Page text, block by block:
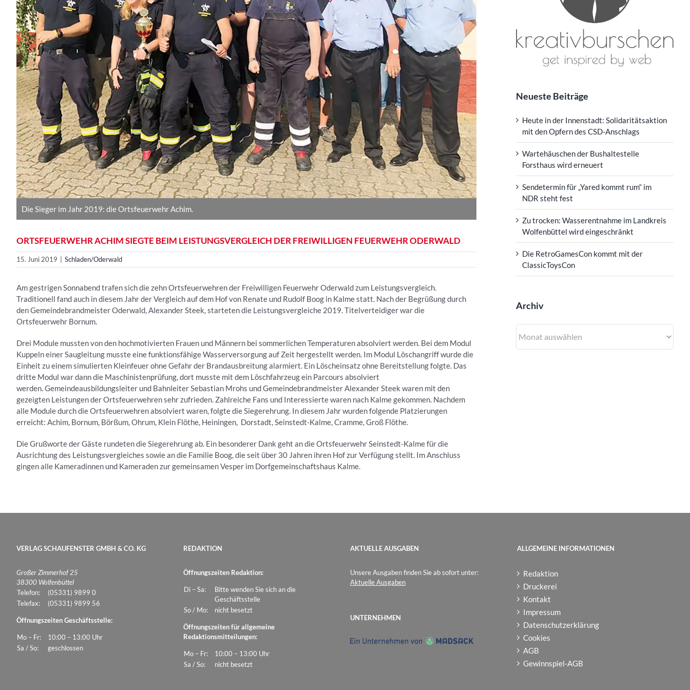
Die Sieger im Jahr 2019: die Ortsfeuerwehr Achim.
ORTSFEUERWEHR ACHIM SIEGTE BEIM LEISTUNGSVERGLEICH DER FREIWILLIGEN FEUERWEHR ODERWALD
15. Juni 2019 Schladen/Oderwald
Am gestrigen Sonnabend trafen sich die zehn Ortsfeuerwehren der Freiwilligen Feuerwehr Oderwald zum Leistungsvergleich.
Traditionell fand auch in diesem Jahr der Vergleich auf dem Hof von Renate und Rudolf Boog in Kalme statt. Nach der Begrüßung durch
den Gemeindebrandmeister Oderwald, Alexander Steek, starteten die Leistungsvergleiche 2019. Titelverteidiger war die
Ortsfeuerwehr Bornum.
Drei Module mussten von den hochmotivierten Frauen und Männern bei sommerlichen Temperaturen absolviert werden. Bei dem Modul
Kuppeln einer Saugleitung musste eine funktionsfähige Wasserversorgung auf Zeit hergestellt werden. Im Modul Löschangriff wurde die
Einheit zu einem simulierten Kleinfeuer ohne Gefahr der Brandausbreitung alarmiert. Ein Löscheinsatz ohne Bereitstellung folgte. Das
dritte Modul war dann die Maschinistenprüfung, dort musste mit dem Löschfahrzeug ein Parcours absolviert
werden. Gemeindeausbildungsleiter und Bahnleiter Sebastian Mrohs und Gemeindebrandmeister Alexander Steek waren mit den
gezeigten Leistungen der Ortsfeuerwehren sehr zufrieden. Zahlreiche Fans und Interessierte waren nach Kalme gekommen. Nachdem
alle Module durch die Ortsfeuerwehren absolviert waren, folgte die Siegerehrung. In diesem Jahr wurden folgende Platzierungen
erreicht: Achim, Bornum, Börßum, Ohrum, Klein Flöthe, Heiningen, Dorstadt, Seinstedt-Kalme, Cramme, Groß Flöthe.
Die Grußworte der Gäste rundeten die Siegerehrung ab. Ein besonderer Dank geht an die Ortsfeuerwehr Seinstedt-Kalme für die
Ausrichtung des Leistungsvergleiches sowie an die Familie Boog, die seit über 30 Jahren ihren Hof zur Verfügung stellt. Im Anschluss
gingen alle Kameradinnen und Kameraden zur gemeinsamen Vesper im Dorfgemeinschaftshaus Kalme.
Neueste Beiträge
Heute in der Innenstadt: Solidaritätsaktion
mit den Opfern des CSD-Anschlags
Wartehäuschen der Bushaltestelle
Forsthaus wird erneuert
Sendetermin für „Yared kommt rum“ im
NDR steht fest
Zu trocken: Wasserentnahme im Landkreis
Wolfenbüttel wird eingeschränkt
Die RetroGamesCon kommt mit der
ClassicToysCon
Archiv
VERLAG SCHAUFENSTER GMBH & CO. KG
Großer Zimmerhof 25
38300 Wolfenbüttel
Telefon:
(05331) 9899 0
Telefax:
(05331) 9899 56
Öffnungszeiten Geschäftsstelle:
Mo – Fr:
10:00 – 13:00 Uhr
Sa / So:
geschlossen
REDAKTION
Öffnungszeiten Redaktion:
Di – Sa:
Bitte wenden Sie sich an die
Geschäftsstelle
So / Mo:
nicht besetzt
Öffnungszeiten für allgemeine
Redaktionsmitteilungen:
Mo – Fr:
10:00 – 13:00 Uhr
Sa / So:
nicht besetzt
AKTUELLE AUSGABEN
Unsere Ausgaben finden Sie ab sofort unter:
Aktuelle Ausgaben
UNTERNEHMEN
ALLGEMEINE INFORMATIONEN
Redaktion
Druckerei
Kontakt
Impressum
Datenschutzerklärung
Cookies
AGB
Gewinnspiel-AGB